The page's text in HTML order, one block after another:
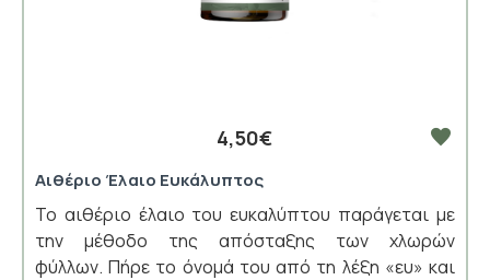
4,50€
Αιθέριο Έλαιο Ευκάλυπτος
Το αιθέριο έλαιο του ευκαλύπτου παράγεται με
την μέθοδο της απόσταξης των χλωρών
φύλλων. Πήρε το όνομά του από τη λέξη «ευ» και